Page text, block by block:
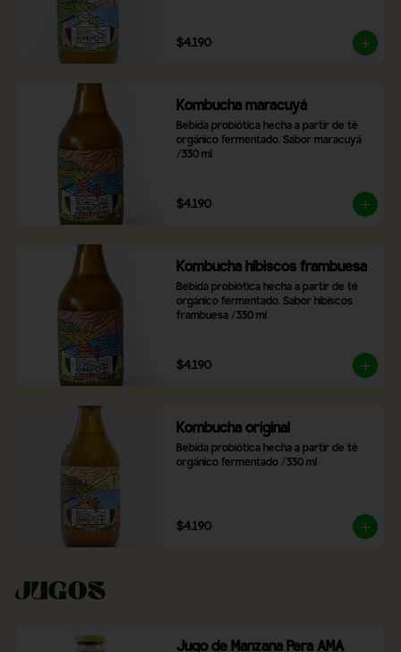
$4.190
Kombucha maracuyá
Bebida probiótica hecha a partir de té
orgánico fermentado. Sabor maracuyá
/330 ml
$4.190
Kombucha hibiscos frambuesa
Bebida probiótica hecha a partir de té
orgánico fermentado. Sabor hibiscos
frambuesa /330 ml
$4.190
Kombucha original
Bebida probiótica hecha a partir de té
orgánico fermentado /330 ml
$4.190
Jugos
Jugo de Manzana Pera AMA